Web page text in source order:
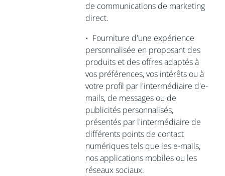
de communications de marketing
direct.
• Fourniture d'une expérience
personnalisée en proposant des
produits et des offres adaptés à
vos préférences, vos intérêts ou à
votre profil par l'intermédiaire d'e-
mails, de messages ou de
publicités personnalisés,
présentés par l'intermédiaire de
différents points de contact
numériques tels que les e-mails,
nos applications mobiles ou les
réseaux sociaux.